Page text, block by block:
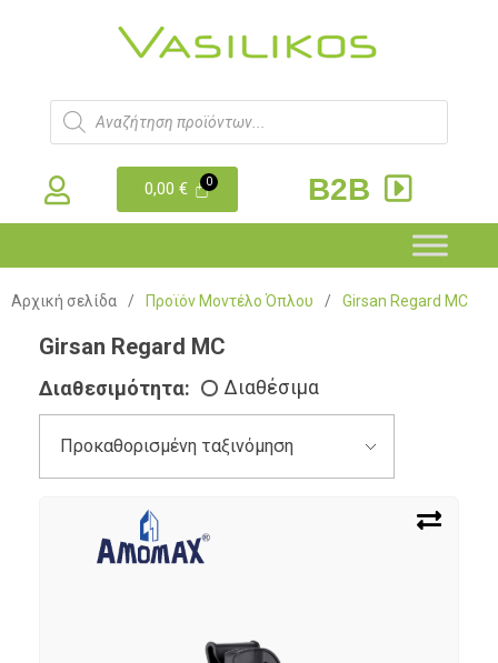
0,00€ B2B
Αρχική σελίδα / Προϊόν Μοντέλο Όπλου / Girsan Regard MC
Girsan Regard MC
Διαθεσιμότητα: Διαθέσιμα